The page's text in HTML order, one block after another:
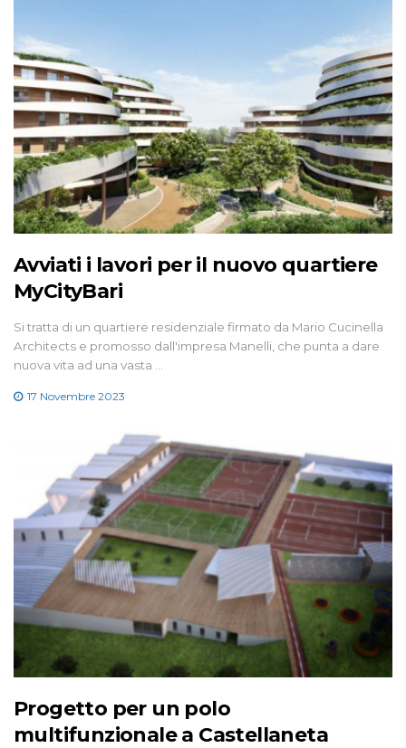
Avviati i lavori per il nuovo quartiere
MyCityBari
Si tratta di un quartiere residenziale firmato da Mario Cucinella
Architects e promosso dall'impresa Manelli, che punta a dare
nuova vita ad una vasta …
17 Novembre 2023
Progetto per un polo
multifunzionale a Castellaneta